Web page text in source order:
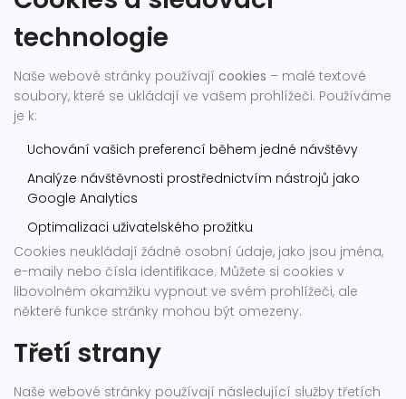
technologie
Naše webové stránky používají cookies – malé textové
soubory, které se ukládají ve vašem prohlížeči. Používáme
je k:
Uchování vašich preferencí během jedné návštěvy
Analýze návštěvnosti prostřednictvím nástrojů jako
Google Analytics
Optimalizaci uživatelského prožitku
Cookies neukládají žádné osobní údaje, jako jsou jména,
e-maily nebo čísla identifikace. Můžete si cookies v
libovolném okamžiku vypnout ve svém prohlížeči, ale
některé funkce stránky mohou být omezeny.
Třetí strany
Naše webové stránky používají následující služby třetích